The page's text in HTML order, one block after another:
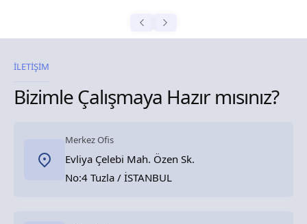
İLETİŞİM
Bizimle Çalışmaya Hazır mısınız?
Merkez Ofis
Evliya Çelebi Mah. Özen Sk.
No:4 Tuzla / İSTANBUL